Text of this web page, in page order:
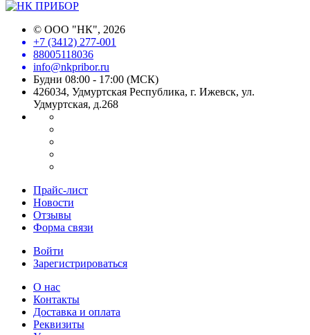
© ООО "НК", 2026
+7 (3412) 277-001
88005118036
info@nkpribor.ru
Будни 08:00 - 17:00 (МСК)
426034, Удмуртская Республика, г. Ижевск, ул.
Удмуртская, д.268
Прайс-лист
Новости
Отзывы
Форма связи
Войти
Зарегистрироваться
О нас
Контакты
Доставка и оплата
Реквизиты